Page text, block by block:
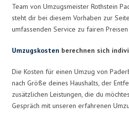
Team von Umzugsmeister Rothstein
steht dir bei diesem Vorhaben zur
umfassenden Service zu fairen Preisen
Umzugskosten berechnen sich
Die Kosten für einen Umzug von
nach Größe deines Haushalts, der
zusätzlichen Leistungen, die du
Gespräch mit unseren erfahrenen